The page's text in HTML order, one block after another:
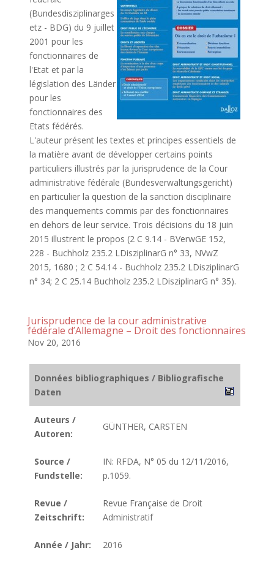
(Bundesdisziplinarges
etz - BDG) du 9 juillet
2001 pour les
fonctionnaires de
l'Etat et par la
législation des Länder
pour les
fonctionnaires des
Etats fédérés.
L'auteur présent les textes et principes essentiels de
la matière avant de développer certains points
particuliers illustrés par la jurisprudence de la Cour
administrative fédérale (Bundesverwaltungsgericht)
en particulier la question de la sanction disciplinaire
des manquements commis par des fonctionnaires
en dehors de leur service. Trois décisions du 18 juin
2015 illustrent le propos (2 C 9.14 - BVerwGE 152,
228 - Buchholz 235.2 LDisziplinarG n° 33, NVwZ
2015, 1680 ; 2 C 54.14 - Buchholz 235.2 LDisziplinarG
n° 34; 2 C 25.14 Buchholz 235.2 LDisziplinarG n° 35).
Jurisprudence de la cour administrative
fédérale d’Allemagne – Droit des fonctionnaires
Nov 20, 2016
Données bibliographiques / Bibliografische
Daten
Auteurs /
Autoren:
GÜNTHER, CARSTEN
Source /
Fundstelle:
IN: RFDA, N° 05 du 12/11/2016,
p.1059.
Revue /
Zeitschrift:
Revue Française de Droit
Administratif
Année / Jahr: 2016